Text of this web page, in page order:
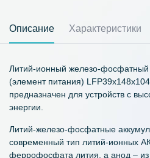
Описание Характеристики
Литий-ионный железо-фосфатный
(элемент питания)
предназначен для устройств с
энергии.
Литий-железо-фосфатные
современный тип литий-ионных
феррофосфата лития, а анод –